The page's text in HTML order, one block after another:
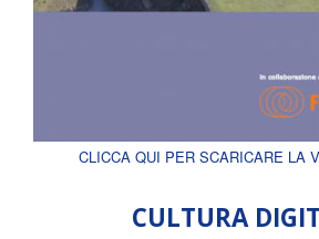
CLICCA QUI PER SCARICARE LA
CULTURA